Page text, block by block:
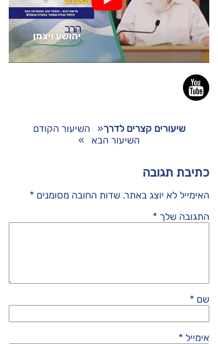
שיעורים קצרים לדרך« השיעור הקודם
השיעור הבא »
כתיבת תגובה
האימייל לא יוצג באתר. שדות החובה מסומנים *
התגובה שלך *
שם *
אימייל *